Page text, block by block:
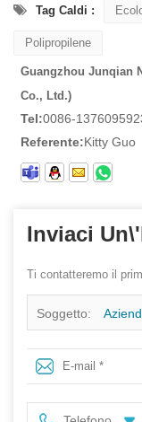
Tag Caldi :
Polipropilene
Guangzhou Junqian
Co., Ltd.)
Tel:0086-
Referente:Kitty Guo
Inviaci
Ti contatteremo il
Soggetto:
pp non per le
del mango in Cina